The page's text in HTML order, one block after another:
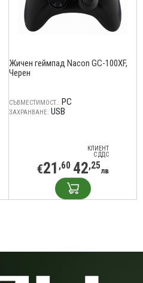
Жичен геймпад Nacon GC-100XF,
Черен
СЪВМЕСТИМОСТ.: PC
ЗАХРАНВАНЕ: USB
КЛИЕНТ
С ДДС
€21 ,60 42,25лв